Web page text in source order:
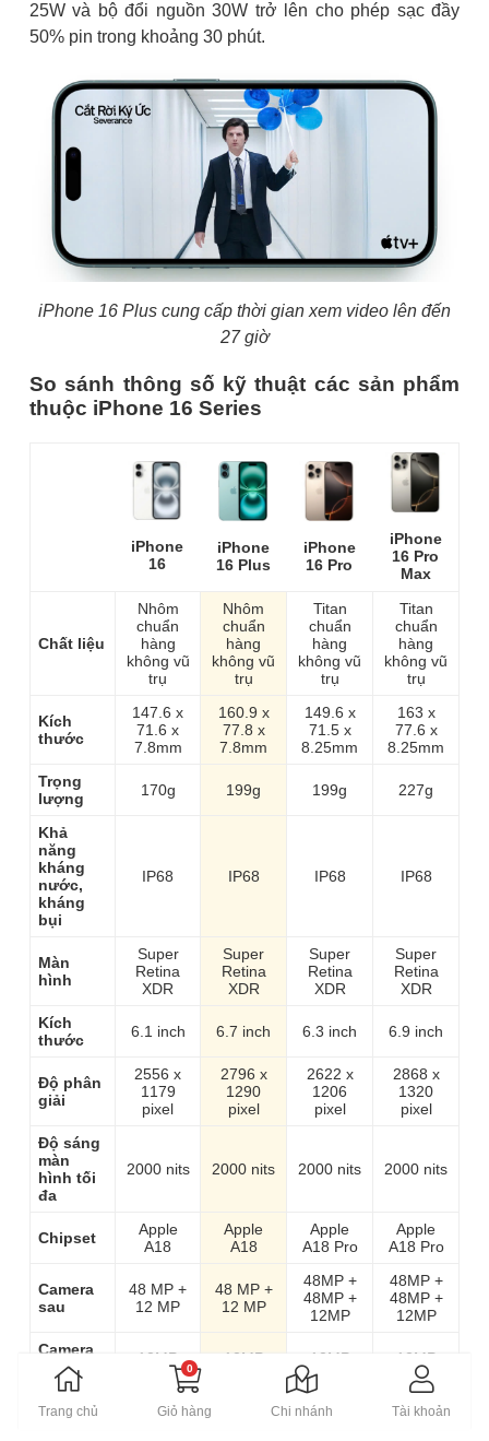
25W và bộ đổi nguồn 30W trở lên cho phép sạc đầy
50% pin trong khoảng 30 phút.
iPhone 16 Plus cung cấp thời gian xem video lên đến
27 giờ
So sánh thông số kỹ thuật các sản phẩm
thuộc iPhone 16 Series
iPhone
16
iPhone
16 Plus
iPhone
16 Pro
iPhone
16 Pro
Max
Chất liệu
Nhôm
chuẩn
hàng
không vũ
trụ
Nhôm
chuẩn
hàng
không vũ
trụ
Titan
chuẩn
hàng
không vũ
trụ
Titan
chuẩn
hàng
không vũ
trụ
Kích
thước
147.6 x
71.6 x
7.8mm
160.9 x
77.8 x
7.8mm
149.6 x
71.5 x
8.25mm
163 x
77.6 x
8.25mm
Trọng
lượng
170g 199g 199g 227g
Khả
năng
kháng
nước,
kháng
bụi
IP68 IP68 IP68 IP68
Màn
hình
Super
Retina
XDR
Super
Retina
XDR
Super
Retina
XDR
Super
Retina
XDR
Kích
thước
6.1 inch 6.7 inch 6.3 inch 6.9 inch
Độ phân
giải
2556 x
1179
pixel
2796 x
1290
pixel
2622 x
1206
pixel
2868 x
1320
pixel
Độ sáng
màn
hình tối
đa
2000 nits 2000 nits 2000 nits 2000 nits
Chipset
Apple
A18
Apple
A18
Apple
A18 Pro
Apple
A18 Pro
Camera
sau
48 MP +
12 MP
48 MP +
12 MP
48MP +
48MP +
12MP
48MP +
48MP +
12MP
Camera
trước
12MP 12MP 12MP 12MP
128GB,
128GB,
256GB,
256GB,
Trang chủ
0
Giỏ hàng Chi nhánh Tài khoản